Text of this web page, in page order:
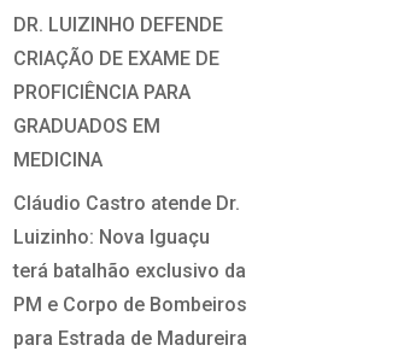
DR. LUIZINHO DEFENDE
CRIAÇÃO DE EXAME DE
PROFICIÊNCIA PARA
GRADUADOS EM
MEDICINA
Cláudio Castro atende Dr.
Luizinho: Nova Iguaçu
terá batalhão exclusivo da
PM e Corpo de Bombeiros
para Estrada de Madureira